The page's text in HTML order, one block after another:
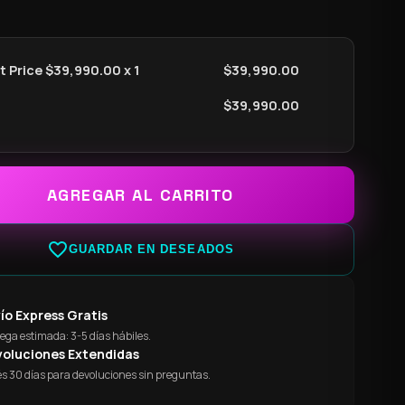
Price $39,990.00 x 1 $39,990.00
$39,990.00
AGREGAR AL CARRITO
favorite_borderGUARDAR EN DESEADOS
Express Gratis
estimada: 3-5 días hábiles.
Extendidas
30 días para devoluciones sin preguntas.